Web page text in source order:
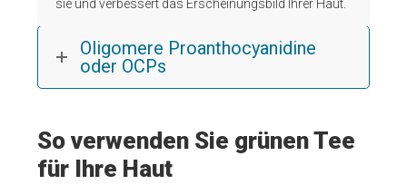
sie und verbessert das Erscheinungsbild Ihrer Haut.
Oligomere Proanthocyanidine
oder OCPs
So verwenden Sie grünen Tee
für Ihre Haut